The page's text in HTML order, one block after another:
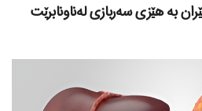
بە هێزی سەربازی لەناونابرێت